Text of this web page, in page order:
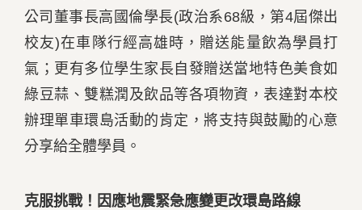
公司董事長高國倫學長(政治系68級，第4屆傑出
校友)在車隊行經高雄時，贈送能量飲為學員打
氣；更有多位學生家長自發贈送當地特色美食如
綠豆蒜、雙糕潤及飲品等各項物資，表達對本校
辦理單車環島活動的肯定，將支持與鼓勵的心意
分享給全體學員。
克服挑戰！因應地震緊急應變更改環島路線